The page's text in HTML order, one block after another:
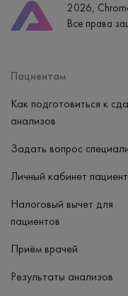
Часы работы
пн-вс: 7:30-15:00
2026,
Все права
Пациентам
Как подготовиться к
анализов
Задать вопрос
Личный кабинет
Налоговый вычет для
пациентов
Приём врачей
Результаты анализов